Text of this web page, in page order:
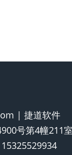
| 捷道软件
号第4幢211室